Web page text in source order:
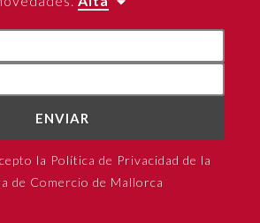
ENVIAR
la Política de Privacidad de la
de Comercio de Mallorca